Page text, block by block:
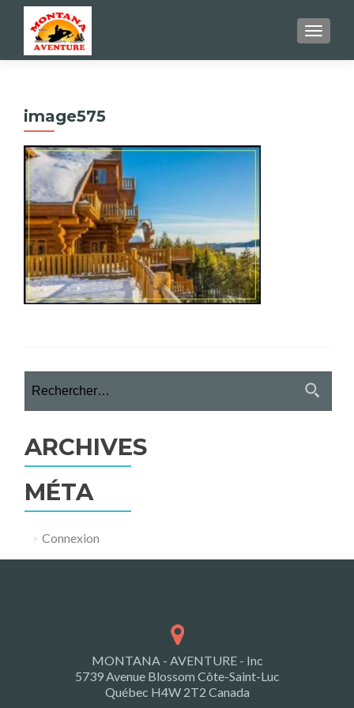
image575
ARCHIVES
MÉTA
Connexion
MONTANA - AVENTURE - Inc
5739 Avenue Blossom Côte-Saint-Luc
Québec H4W 2T2 Canada